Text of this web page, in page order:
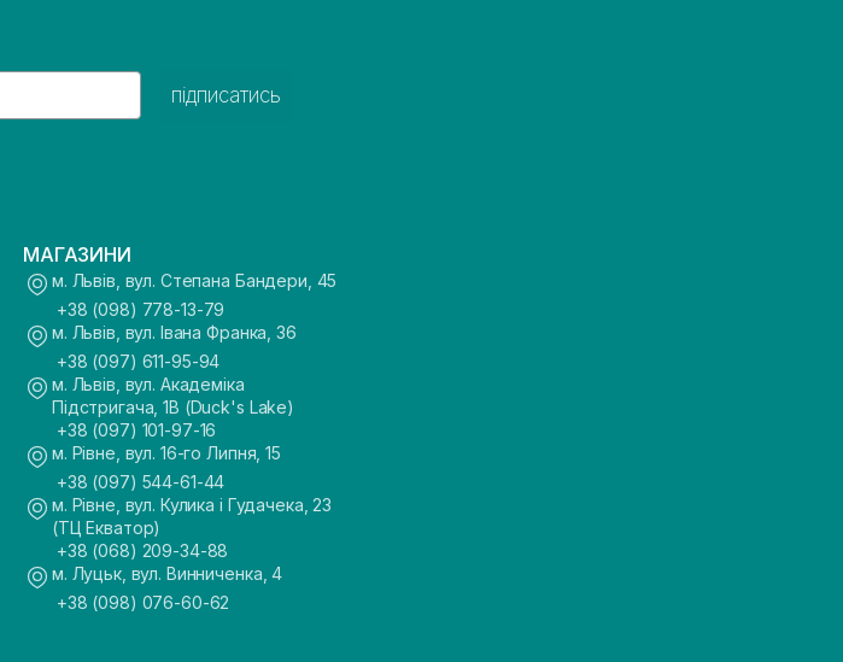
підписатись
МАГАЗИНИ
м. Львів, вул. Степана Бандери, 45
+38 (098) 778-13-79
м. Львів, вул. Івана Франка, 36
+38 (097) 611-95-94
м. Львів, вул. Академіка
Підстригача, 1В (Duck's Lake)
+38 (097) 101-97-16
м. Рівне, вул. 16-го Липня, 15
+38 (097) 544-61-44
м. Рівне, вул. Кулика і Гудачека, 23
(ТЦ Екватор)
+38 (068) 209-34-88
м. Луцьк, вул. Винниченка, 4
+38 (098) 076-60-62